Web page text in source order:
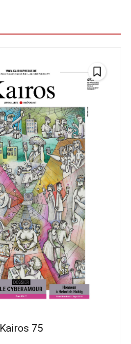
Kairos 75